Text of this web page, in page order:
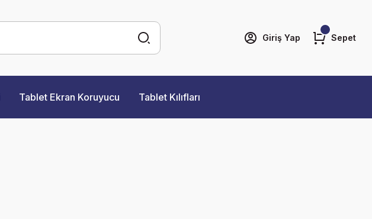
Giriş Yap Sepet
Tablet Ekran Koruyucu Tablet Kılıfları